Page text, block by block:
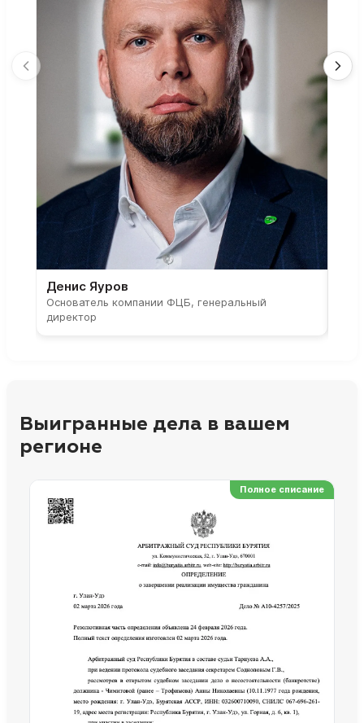
Денис Яуров
Основатель компании ФЦБ, генеральный
директор
Выигранные дела в вашем
регионе
Полное списание